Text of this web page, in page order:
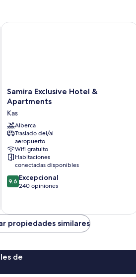
Samira
Exclusive
Hotel
&
Apartments
Kas
Samira Exclusive Hotel &
Apartments
Kas
Alberca
Traslado del/al
aeropuerto
Wifi gratuito
Habitaciones
conectadas disponibles
9.6
de
240
opiniones
9.6 Excepcional
240 opiniones
Samira Exclusive Hotel & Apartments
propiedades similares
de